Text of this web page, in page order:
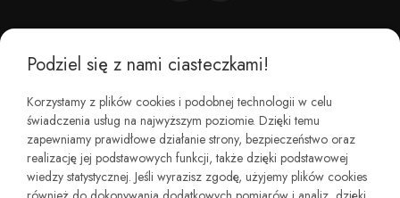
CZEMU BAREFOOT?
KIM JESTEŚMY?
Podziel się z nami ciasteczkami!
Korzystamy z plików cookies i podobnej technologii w celu
świadczenia usług na najwyższym poziomie. Dzięki temu
zapewniamy prawidłowe działanie strony, bezpieczeństwo oraz
realizację jej podstawowych funkcji, także dzięki podstawowej
wiedzy statystycznej. Jeśli wyrazisz zgodę, użyjemy plików cookies